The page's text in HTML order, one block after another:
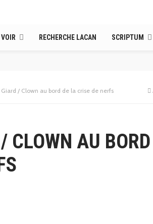
VOIR RECHERCHE LACAN SCRIPTUM
/ Clown au bord de la crise de nerfs
CLOWN AU